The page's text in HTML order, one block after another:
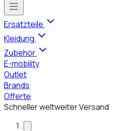
Ersatzteile
Kleidung
Zubehör
E-mobility
Outlet
Brands
Offerte
Schneller weltweiter Versand